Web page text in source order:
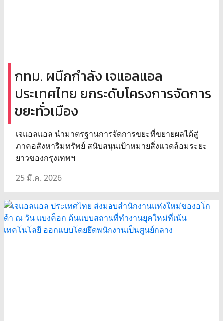
กทม. ผนึกกำลัง เจแอลแอล
ประเทศไทย ยกระดับโครงการจัดการ
ขยะทั่วเมือง
เจแอลแอล นำมาตรฐานการจัดการขยะที่ขยายผลได้สู่
ภาคอสังหาริมทรัพย์ สนับสนุนเป้าหมายสิ่งแวดล้อมระยะ
ยาวของกรุงเทพฯ
25 มี.ค. 2026